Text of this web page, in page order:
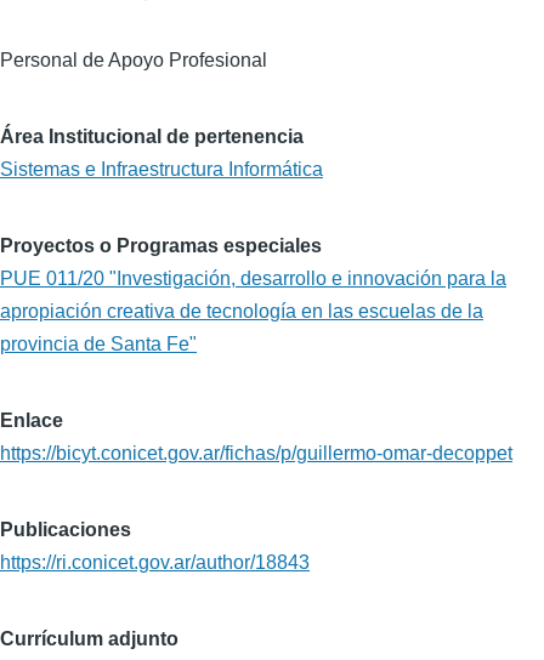
Personal de Apoyo Profesional
Área Institucional de pertenencia
Sistemas e Infraestructura Informática
Proyectos o Programas especiales
PUE 011/20 "Investigación, desarrollo e innovación para la
apropiación creativa de tecnología en las escuelas de la
provincia de Santa Fe"
Enlace
https://bicyt.conicet.gov.ar/fichas/p/guillermo-omar-decoppet
Publicaciones
https://ri.conicet.gov.ar/author/18843
Currículum adjunto